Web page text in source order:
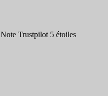
Note Trustpilot 5 étoiles